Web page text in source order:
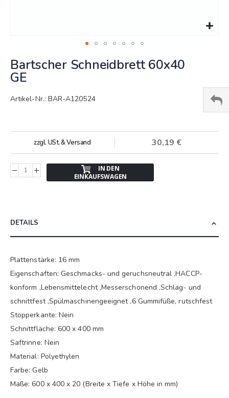
zum
Anfang
der
Bildergalerie
Bartscher Schneidbrett 60x40
GE
Artikel-Nr.: BAR-A120524
30,19 €
zzgl. USt. & Versand
IN DEN
EINKAUFSWAGEN
DETAILS
Plattenstärke: 16 mm
Eigenschaften: Geschmacks- und geruchsneutral ,HACCP-
konform ,Lebensmittelecht ,Messerschonend ,Schlag- und
schnittfest ,Spülmaschinengeeignet ,6 Gummifüße, rutschfest
Stopperkante: Nein
Schnittfläche: 600 x 400 mm
Saftrinne: Nein
Material: Polyethylen
Farbe: Gelb
Maße: 600 x 400 x 20 (Breite x Tiefe x Höhe in mm)